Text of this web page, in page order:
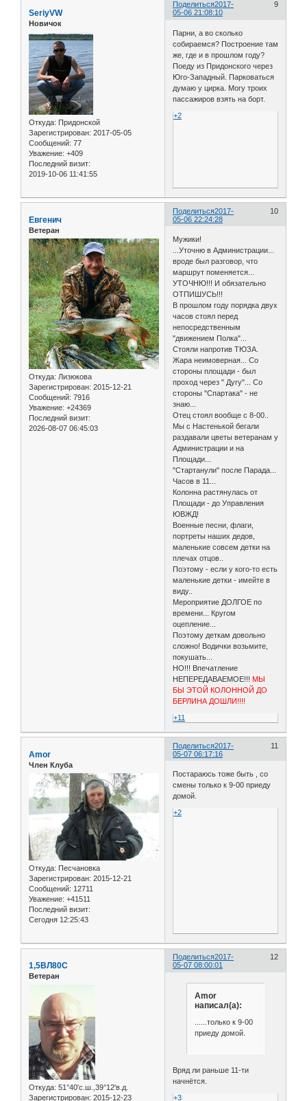
Поделиться 9
2017-
05-06 21:08:10
SeriyVW
Новичок
Откуда: Придонской
Зарегистрирован: 2017-05-05
Сообщений: 77
Уважение: +409
Последний визит:
2019-10-06 11:41:55
Парни, а во сколько
собираемся? Построение там
же, где и в прошлом году?
Поеду из Придонского через
Юго-Западный. Парковаться
думаю у цирка. Могу троих
пассажиров взять на борт.
+2
Поделиться 10
2017-
05-06 22:24:28
Евгенич
Ветеран
Откуда: Лизюкова
Зарегистрирован: 2015-12-21
Сообщений: 7916
Уважение: +24369
Последний визит:
2026-08-07 06:45:03
Мужики!
...Уточню в Администрации...
вроде был разговор, что
маршрут поменяется...
УТОЧНЮ!!! И обязательно
ОТПИШУСЬ!!!
В прошлом году порядка двух
часов стоял перед
непосредственным
"движением Полка"...
Стояли напротив ТЮЗА.
Жара неимоверная... Со
стороны площади - был
проход через " Дугу"... Со
стороны "Спартака" - не
знаю...
Отец стоял вообще с 8-00..
Мы с Настенькой бегали
раздавали цветы ветеранам у
Администрации и на
Площади...
"Стартанули" после Парада...
Часов в 11...
Колонна растянулась от
Площади - до Управления
ЮВЖД!
Военные песни, флаги,
портреты наших дедов,
маленькие совсем детки на
плечах отцов..
Поэтому - если у кого-то есть
маленькие детки - имейте в
виду..
Мероприятие ДОЛГОЕ по
времени... Кругом
оцепление...
Поэтому деткам довольно
сложно! Водички возьмите,
покушать...
НО!!! Впечатление
НЕПЕРЕДАВАЕМОЕ!!! МЫ
БЫ ЭТОЙ КОЛОННОЙ ДО
БЕРЛИНА ДОШЛИ!!!!
+11
Поделиться 11
2017-
05-07 06:17:16
Amor
Член Клуба
Откуда: Песчановка
Зарегистрирован: 2015-12-21
Сообщений: 12711
Уважение: +41511
Последний визит:
Сегодня 12:25:43
Постараюсь тоже быть , со
смены только к 9-00 приеду
домой.
+2
Поделиться 12
2017-
05-07 08:00:01
1,5ВЛ80С
Ветеран
Откуда: 51°40′с.ш.,39°12'в.д.
Зарегистрирован: 2015-12-23
Amor
написал(а):
......только к 9-00
приеду домой.
Вряд ли раньше 11-ти
начнётся.
+3